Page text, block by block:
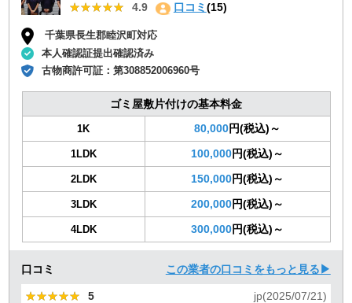
★★★★★
★★★★★ 4.9 口コミ(15)
千葉県長生郡睦沢町対応
本人確認証提出確認済み
古物商許可証：第308852006960号
ゴミ屋敷片付けの基本料金
1K 80,000円(税込)～
1LDK 100,000円(税込)～
2LDK 150,000円(税込)～
3LDK 200,000円(税込)～
4LDK 300,000円(税込)～
口コミ この業者の口コミをもっと見る▶
★★★★★
★★★★★ 5 jp(2025/07/21)